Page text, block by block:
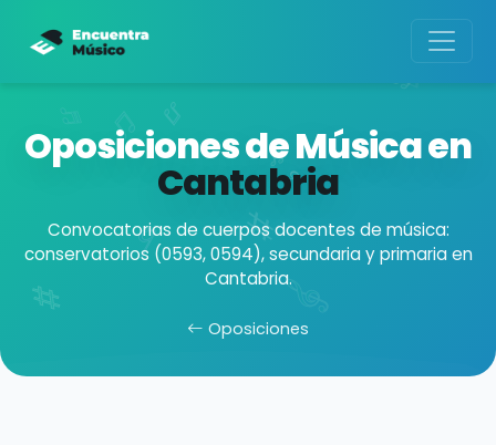
Oposiciones de Música en
Cantabria
Convocatorias de cuerpos docentes de música:
conservatorios (0593, 0594), secundaria y primaria en
Cantabria.
Oposiciones